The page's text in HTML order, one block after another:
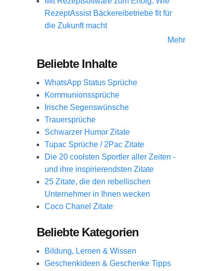
RezeptAssist Bäckereibetriebe fit für
die Zukunft macht
Mehr
Beliebte Inhalte
WhatsApp Status Sprüche
Kommunionssprüche
Irische Segenswünsche
Trauersprüche
Schwarzer Humor Zitate
Tupac Sprüche / 2Pac Zitate
Die 20 coolsten Sportler aller Zeiten -
und ihre inspirierendsten Zitate
25 Zitate, die den rebellischen
Unternehmer in Ihnen wecken
Coco Chanel Zitate
Beliebte Kategorien
Bildung, Lernen & Wissen
Geschenkideen & Geschenke Tipps